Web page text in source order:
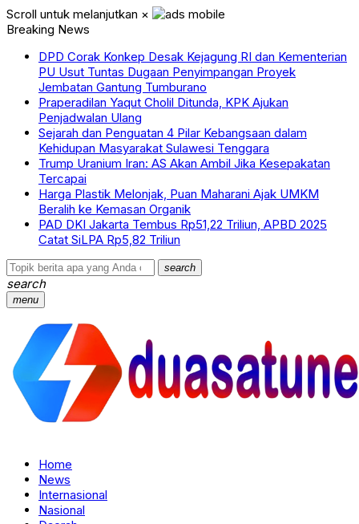
Scroll untuk melanjutkan ×
Breaking News
DPD Corak Konkep Desak Kejagung RI dan Kementerian
PU Usut Tuntas Dugaan Penyimpangan Proyek
Jembatan Gantung Tumburano
Praperadilan Yaqut Cholil Ditunda, KPK Ajukan
Penjadwalan Ulang
Sejarah dan Penguatan 4 Pilar Kebangsaan dalam
Kehidupan Masyarakat Sulawesi Tenggara
Trump Uranium Iran: AS Akan Ambil Jika Kesepakatan
Tercapai
Harga Plastik Melonjak, Puan Maharani Ajak UMKM
Beralih ke Kemasan Organik
PAD DKI Jakarta Tembus Rp51,22 Triliun, APBD 2025
Catat SiLPA Rp5,82 Triliun
search
search
menu
Home
News
Internasional
Nasional